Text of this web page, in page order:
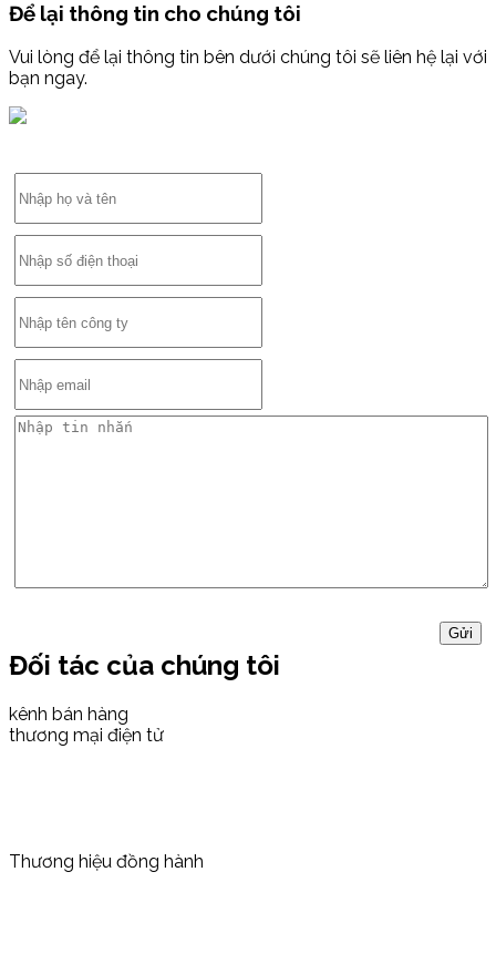
Để lại thông tin cho chúng tôi
Vui lòng để lại thông tin bên dưới chúng tôi sẽ liên hệ lại với
bạn ngay.
Đối tác của chúng tôi
kênh bán hàng
thương mại điện tử
Thương hiệu đồng hành